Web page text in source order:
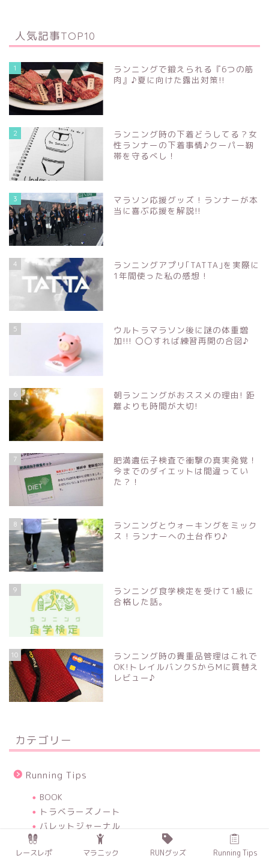
人気記事TOP10
1
ランニングで鍛えられる『6つの筋
肉』♪夏に向けた露出対策!!
2
ランニング時の下着どうしてる？女
性ランナーの下着事情♪クーパー靭
帯を守るべし！
3
マラソン応援グッズ ! ランナーが本
当に喜ぶ応援を解説!!
4
ランニングアプリ｢TATTA｣を実際に
1年間使った私の感想 !
5
ウルトラマラソン後に謎の体重増
加!!! 〇〇すれば練習再開の合図♪
6
朝ランニングがおススメの理由! 距
離よりも時間が大切!
7
肥満遺伝子検査で衝撃の真実発覚！
今までのダイエットは間違ってい
た？！
8
ランニングとウォーキングをミック
ス ! ランナーへの土台作り♪
9
ランニング食学検定を受けて1級に
合格した話。
10
ランニング時の貴重品管理はこれで
OK!トレイルバンクSからMに買替え
レビュー♪
カテゴリー
Running Tips
BOOK
トラベラーズノート
バレットジャーナル
マラソン大会レポ
レースレポ マラニック RUNグッズ Running Tips